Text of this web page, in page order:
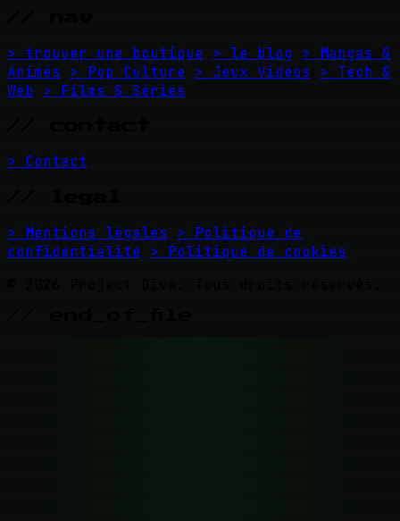
> trouver une boutique > le blog > Mangas &
Animés
> Pop Culture > Jeux Vidéos
> Tech &
Web > Films & Séries
> Contact
> Mentions légales
> Politique de
confidentialité > Politique de cookies